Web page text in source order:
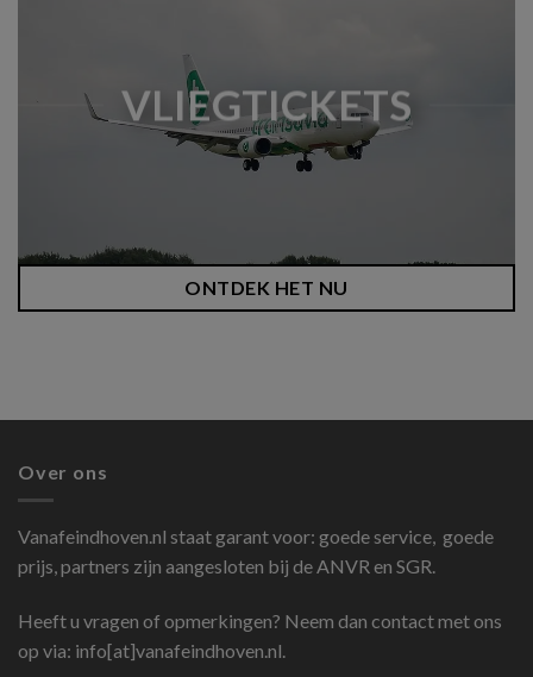
VLIEGTICKETS
ONTDEK HET NU
Over ons
Vanafeindhoven.nl staat garant voor: goede service, goede
prijs, partners zijn aangesloten bij de ANVR en SGR.
Heeft u vragen of opmerkingen? Neem dan contact met ons
op via: info[at]vanafeindhoven.nl.